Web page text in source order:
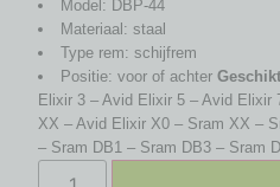
Model: DBP-44
Materiaal: staal
Type rem: schijfrem
Positie: voor of achter
Elixir 3 – Avid Elixir 5 – Avid Elixir
XX – Avid Elixir X0 – Sram XX –
– Sram DB1 – Sram DB3 – Sram